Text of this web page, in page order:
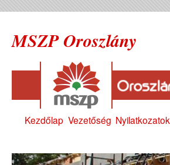
MSZP Oroszlány
Kezdőlap Vezetőség Nyilatkozatok